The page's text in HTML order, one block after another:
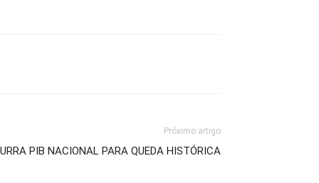
Próximo artigo
PIB NACIONAL PARA QUEDA HISTÓRICA